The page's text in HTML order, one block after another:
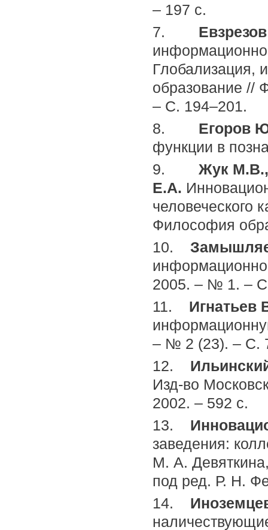
– 197 с.
7.
Глобализация,
образование //
– С. 194–201.
8. Егоров
функции в
9. Жук
Е.А.
человеческого
Философия
10.
2005. – № 1. –
11. Игнатьев
– № 2 (23). – С.
12.
Изд-во
2002. – 592 с.
13.
заведения:
М. А.
под ред. Р. Н.
14.